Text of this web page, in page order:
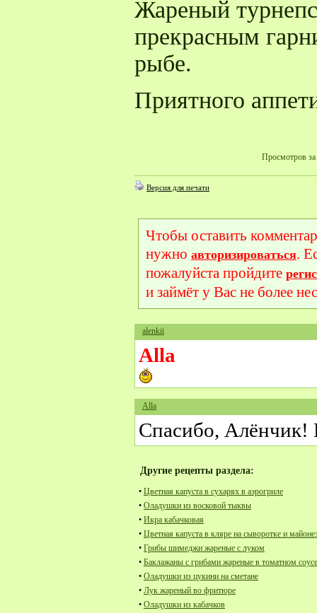
Жареный
прекрасным
рыбе.
Приятного
Просмотров за
Версия для печати
Чтобы оставить
нужно авторизироваться.
пожалуйста пройдите
и займёт у Вас не более
alenkii
Alla
Alla
Спасибо, Алёнчик!
Другие рецепты раздела:
• Цветная капуста в сухарях в аэрогриле
• Оладушки из восковой тыквы
• Икра кабачковая
• Цветная капуста в кляре на сыворотке и
• Грибы шимеджи жареные с луком
• Баклажаны с грибами жареные в томатном соусе
• Оладушки из цукини на сметане
• Лук жареный во фритюре
• Оладушки из кабачков